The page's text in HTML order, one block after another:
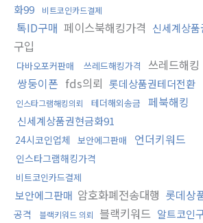
화99
비트코인카드결제
톡ID구매 페이스북해킹가격 신세계상
구입
다바오포커판매 쓰레드해킹가격 쓰레드해킹
쌍둥이폰 fds의뢰 롯데상품권테더전환
인스타그램해킹의뢰 테더해외송금 페북해킹
신세계상품권현금화91
24시코인업체 보안에그판매 언더키워드
인스타그램해킹가격
비트코인카드결제
보안에그판매 암호화폐전송대행 롯데상
공격
블랙키워드 의뢰 블랙키워드 알트코인